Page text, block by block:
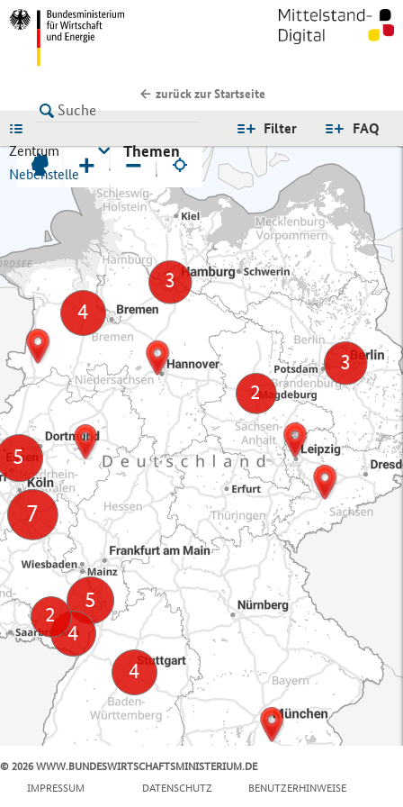
zurück zur Startseite
FAQ
Filter
Zentrum
Nebenstelle
Themen
+ −
© 2026 WWW.BUNDESWIRTSCHAFTSMINISTERIUM.DE
IMPRESSUM
DATENSCHUTZ BENUTZERHINWEISE